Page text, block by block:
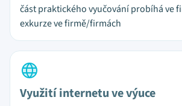
část praktického vyučování probíhá ve
exkurze ve firmě/firmách
Využití internetu ve výuce